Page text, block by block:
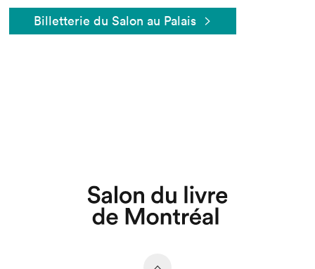
Billetterie du Salon au Palais